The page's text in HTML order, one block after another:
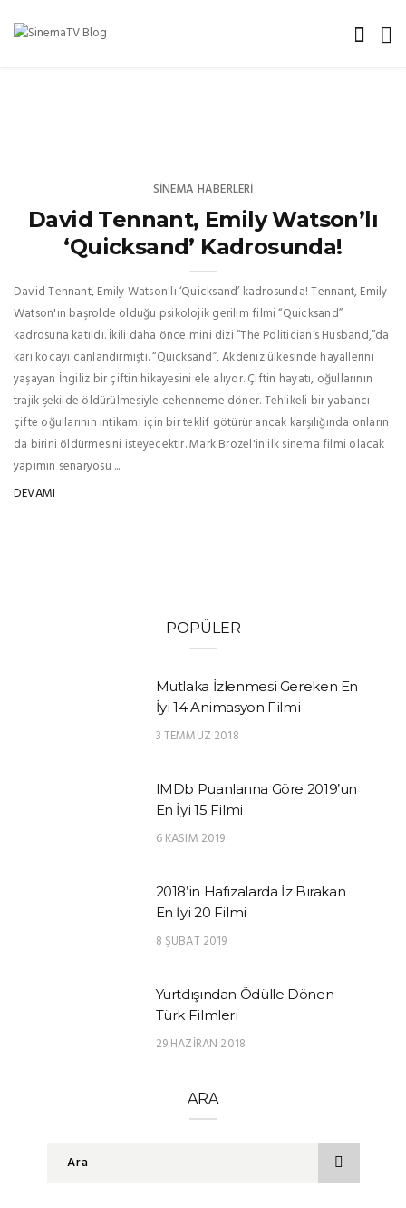
SINEMA HABERLERI
David Tennant, Emily Watson’lı
‘Quicksand’ Kadrosunda!
David Tennant, Emily Watson'lı ‘Quicksand’ kadrosunda! Tennant, Emily
Watson'ın başrolde olduğu psikolojik gerilim filmi “Quicksand”
kadrosuna katıldı. İkili daha önce mini dizi “The Politician’s Husband,”da
karı kocayı canlandırmıştı. “Quicksand”, Akdeniz ülkesinde hayallerini
yaşayan İngiliz bir çiftin hikayesini ele alıyor. Çiftin hayatı, oğullarının
trajik şekilde öldürülmesiyle cehenneme döner. Tehlikeli bir yabancı
çifte oğullarının intikamı için bir teklif götürür ancak karşılığında onların
da birini öldürmesini isteyecektir. Mark Brozel'in ilk sinema filmi olacak
yapımın senaryosu ...
DEVAMI
POPÜLER
Mutlaka İzlenmesi Gereken En
İyi 14 Animasyon Filmi
3 TEMMUZ 2018
IMDb Puanlarına Göre 2019’un
En İyi 15 Filmi
6 KASIM 2019
2018’in Hafızalarda İz Bırakan
En İyi 20 Filmi
8 ŞUBAT 2019
Yurtdışından Ödülle Dönen
Türk Filmleri
29 HAZIRAN 2018
ARA